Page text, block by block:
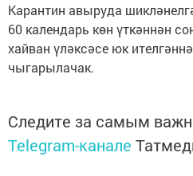
Карантин авыруда
60 календарь көн үткәннән
хайван үләксәсе юк
чыгарылачак.
Следите за самым
Telegram-канале